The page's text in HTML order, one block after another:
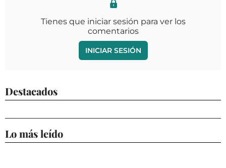
Tienes que iniciar sesión para ver los
comentarios
INICIAR SESIÓN
Destacados
Lo más leído